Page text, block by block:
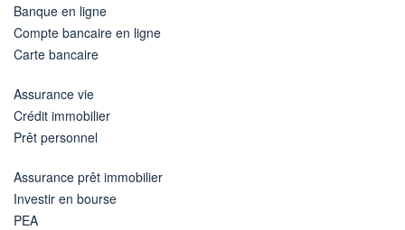
Banque en ligne
Compte bancaire en ligne
Carte bancaire
Assurance vie
Crédit immobilier
Prêt personnel
Assurance prêt immobilier
Investir en bourse
PEA